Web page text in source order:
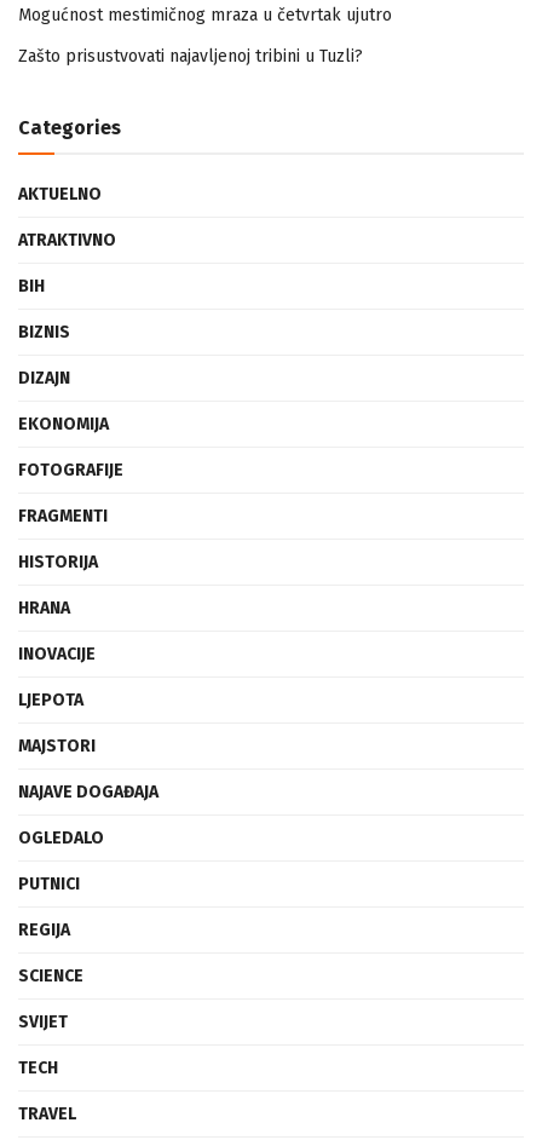
Mogućnost mestimičnog mraza u četvrtak ujutro
Zašto prisustvovati najavljenoj tribini u Tuzli?
Categories
AKTUELNO
ATRAKTIVNO
BIH
BIZNIS
DIZAJN
EKONOMIJA
FOTOGRAFIJE
FRAGMENTI
HISTORIJA
HRANA
INOVACIJE
LJEPOTA
MAJSTORI
NAJAVE DOGAĐAJA
OGLEDALO
PUTNICI
REGIJA
SCIENCE
SVIJET
TECH
TRAVEL